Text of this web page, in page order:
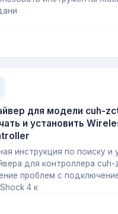
для модели cuh-
и установить
инструкция по поиску и
для контроллера cuh-
проблем с
4 к